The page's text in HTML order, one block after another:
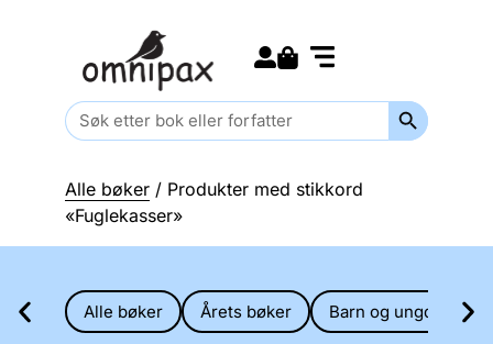
Search
for:
Search
Alle bøker / Produkter med stikkord
«Fuglekasser»
Alle bøker Årets bøker Barn og ungdom